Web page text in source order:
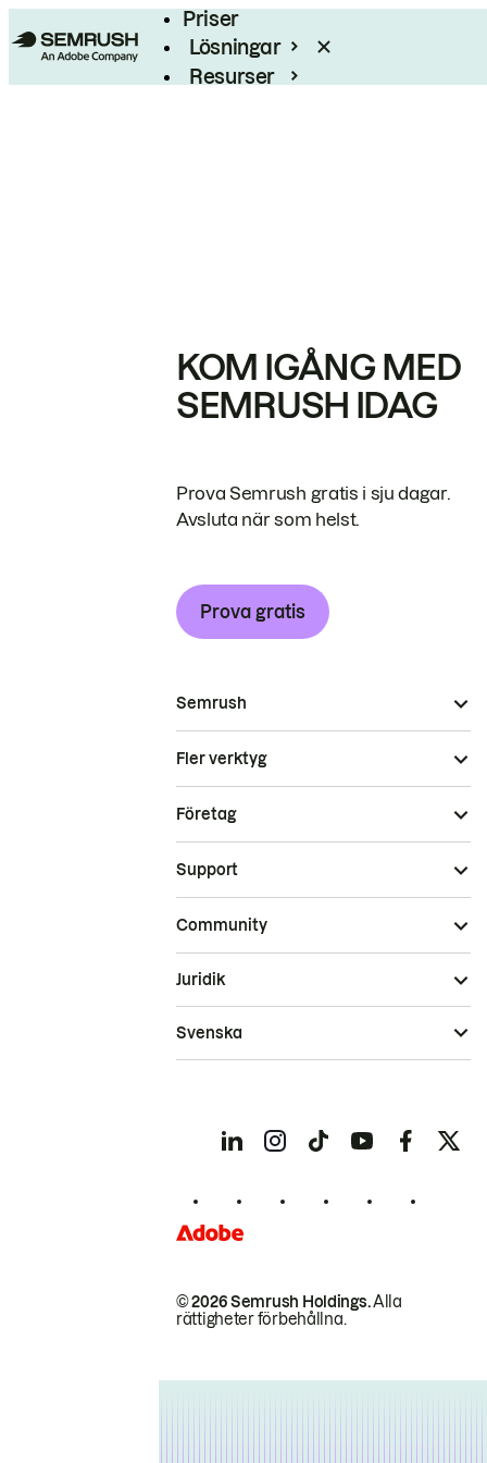
Priser
Lösningar
Resurser
KOM IGÅNG MED
SEMRUSH IDAG
Prova Semrush gratis i sju dagar.
Avsluta när som helst.
Prova gratis
Semrush
Fler verktyg
Företag
Support
Community
© 2026 Semrush Holdings.Alla
rättigheter förbehållna.
Juridik
Svenska